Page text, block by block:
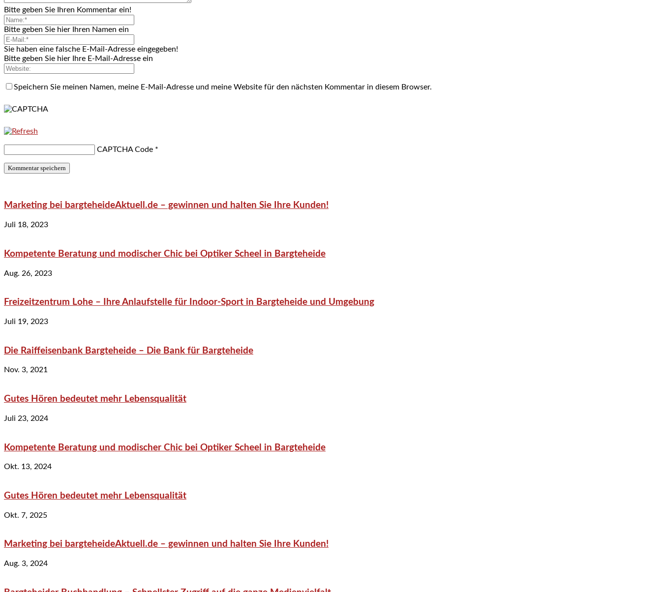
Bitte geben Sie Ihren Kommentar ein!
Bitte geben Sie hier Ihren Namen ein
Sie haben eine falsche E-Mail-Adresse eingegeben!
Bitte geben Sie hier Ihre E-Mail-Adresse ein
Speichern Sie meinen Namen, meine E-Mail-Adresse und meine Website für den nächsten Kommentar in diesem Browser.
CAPTCHA Code *
Marketing bei bargteheideAktuell.de – gewinnen und halten Sie Ihre Kunden!
Juli 18, 2023
Kompetente Beratung und modischer Chic bei Optiker Scheel in Bargteheide
Aug. 26, 2023
Freizeitzentrum Lohe – Ihre Anlaufstelle für Indoor-Sport in Bargteheide und Umgebung
Juli 19, 2023
Die Raiffeisenbank Bargteheide – Die Bank für Bargteheide
Nov. 3, 2021
Gutes Hören bedeutet mehr Lebensqualität
Juli 23, 2024
Kompetente Beratung und modischer Chic bei Optiker Scheel in Bargteheide
Okt. 13, 2024
Gutes Hören bedeutet mehr Lebensqualität
Okt. 7, 2025
Marketing bei bargteheideAktuell.de – gewinnen und halten Sie Ihre Kunden!
Aug. 3, 2024